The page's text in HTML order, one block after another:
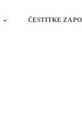
ČESTITKE ZA